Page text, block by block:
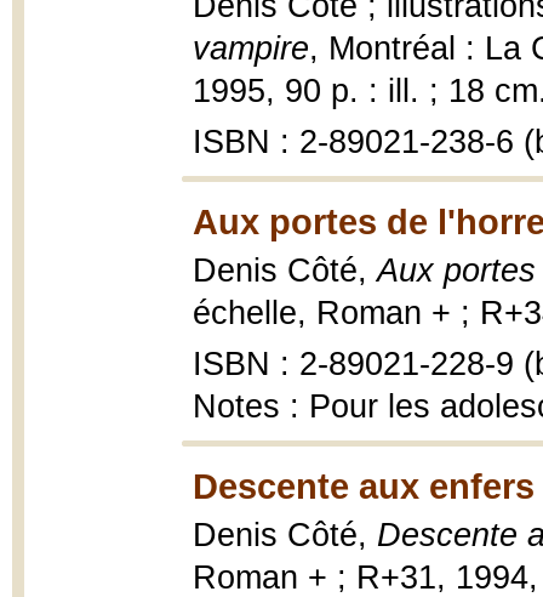
vampire, Montréal : La
1995, 90 p. : ill. ; 18
ISBN : 2-89021-238-6
Aux portes de
Denis Côté,Aux
échelle, Roman + ;
ISBN : 2-89021-228-9
Notes : Pour les
Descente aux enfers
Denis Côté, Descente
Roman + ; R+31,